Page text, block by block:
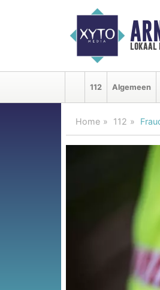
lokaal
112 Algemeen
Home 112